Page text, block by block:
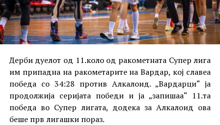
Дерби дуелот од 11.коло од ракометната Супер лига
им припадна на ракометарите на Вардар, кој славеа
победа со 34:28 против Алкалоид. „Вардарци“ ја
продолжија серијата победи и ја „запишаа“ 11.та
победа во Супер лигата, додека за Алкалоид ова
беше прв лигашки пораз.